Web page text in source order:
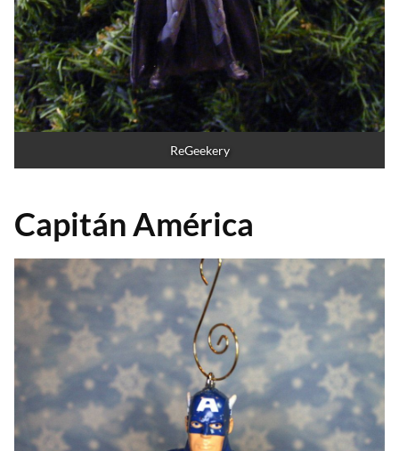
ReGeekery
Capitán América